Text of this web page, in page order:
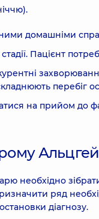
домашніми
Пацієнт
перебіг
на прийом до
необхідно
ряд
діагнозу.